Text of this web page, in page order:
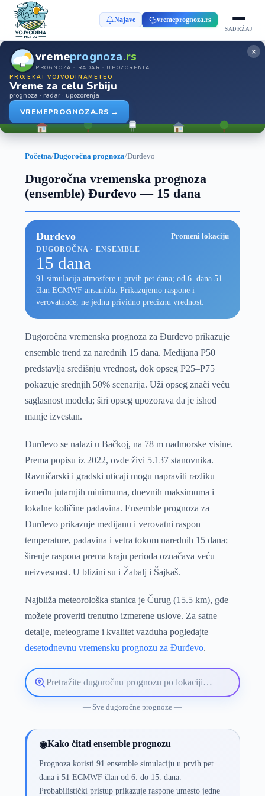
Najave vremeprognoza.rs
SADRŽAJ
vremeprognoza.rs
PROGNOZA · RADAR · UPOZORENJA
PROJEKAT VOJVODINAMETEO
Vreme za celu Srbiju
prognoza · radar · upozorenja
VREMEPROGNOZA.RS →
×
Početna/Dugoročna prognoza/Đurđevo
Dugoročna vremenska prognoza
(ensemble) Đurđevo — 15 dana
Đurđevo Promeni lokaciju
DUGOROČNA · ENSEMBLE
15 dana
91 simulacija atmosfere u prvih pet dana; od 6. dana 51
član ECMWF ansambla. Prikazujemo raspone i
verovatnoće, ne jednu prividno preciznu vrednost.
Dugoročna vremenska prognoza za Đurđevo prikazuje
ensemble trend za narednih 15 dana. Medijana P50
predstavlja središnju vrednost, dok opseg P25–P75
pokazuje srednjih 50% scenarija. Uži opseg znači veću
saglasnost modela; širi opseg upozorava da je ishod
manje izvestan.
Đurđevo se nalazi u Bačkoj, na 78 m nadmorske visine.
Prema popisu iz 2022, ovde živi 5.137 stanovnika.
Ravničarski i gradski uticaji mogu napraviti razliku
između jutarnjih minimuma, dnevnih maksimuma i
lokalne količine padavina. Ensemble prognoza za
Đurđevo prikazuje medijanu i verovatni raspon
temperature, padavina i vetra tokom narednih 15 dana;
širenje raspona prema kraju perioda označava veću
neizvesnost. U blizini su i Žabalj i Šajkaš.
Najbliža meteorološka stanica je Čurug (15.5 km), gde
možete proveriti trenutno izmerene uslove. Za satne
detalje, meteograme i kvalitet vazduha pogledajte
desetodnevnu vremensku prognozu za Đurđevo.
Pretražite
lokaciju
— Sve dugoročne prognoze —
◉Kako čitati ensemble prognozu
Prognoza koristi 91 ensemble simulaciju u prvih pet
dana i 51 ECMWF član od 6. do 15. dana.
Probabilistički pristup prikazuje raspone umesto jedne